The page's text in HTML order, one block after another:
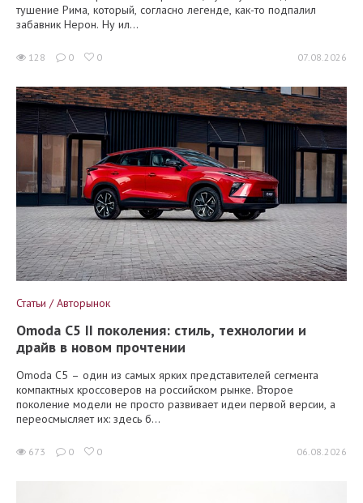
тушение Рима, который, согласно легенде, как-то подпалил
забавник Нерон. Ну ил...
128 0 0 07.08.2026
Статьи / Авторынок
Omoda C5 II поколения: стиль, технологии и
драйв в новом прочтении
Omoda C5 – один из самых ярких представителей сегмента
компактных кроссоверов на российском рынке. Второе
поколение модели не просто развивает идеи первой версии, а
переосмысляет их: здесь б...
673 0 0 06.08.2026